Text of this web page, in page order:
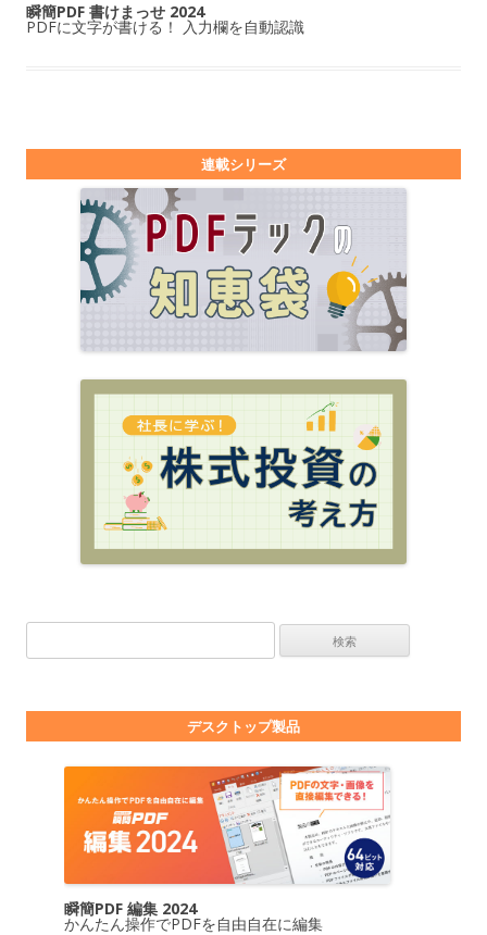
瞬簡PDF 書けまっせ 2024
PDFに文字が書ける！ 入力欄を自動認識
連載シリーズ
デスクトップ製品
瞬簡PDF 編集 2024
かんたん操作でPDFを自由自在に編集